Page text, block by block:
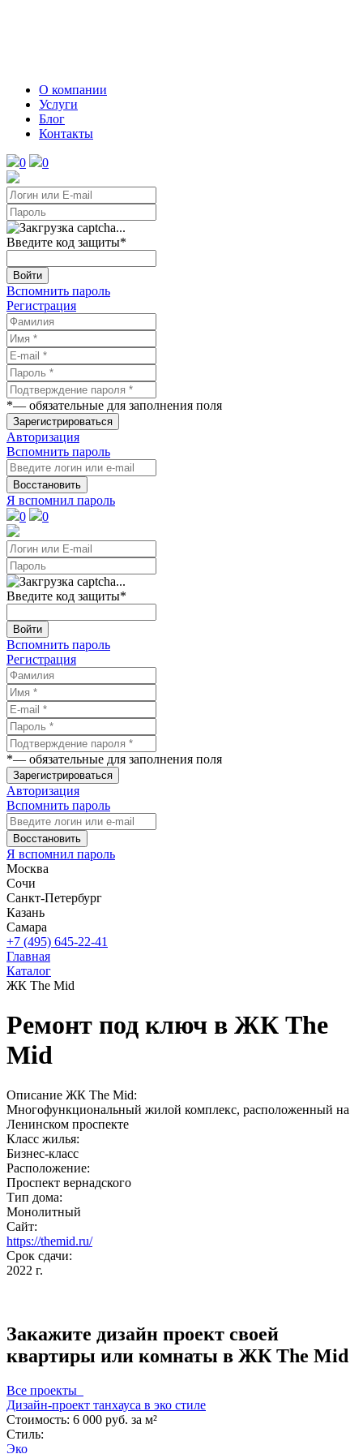
О компании
Услуги
Блог
Контакты
0 0
Введите код защиты*
Войти
Вспомнить пароль
Регистрация
*— обязательные для заполнения поля
Зарегистрироваться
Авторизация
Вспомнить пароль
Восстановить
Я вспомнил пароль
0
0
Введите код защиты*
Войти
Вспомнить пароль
Регистрация
*— обязательные для заполнения поля
Зарегистрироваться
Авторизация
Вспомнить пароль
Восстановить
Я вспомнил пароль
Москва
Сочи
Санкт-Петербург
Казань
Самара
+7 (495) 645-22-41
Главная
Каталог
ЖК The Mid
Ремонт под ключ в ЖК The
Mid
Описание ЖК The Mid:
Многофункциональный жилой комплекс, расположенный на
Ленинском проспекте
Класс жилья:
Бизнес-класс
Расположение:
Проспект вернадского
Тип дома:
Монолитный
Сайт:
https://themid.ru/
Срок сдачи:
2022 г.
Закажите дизайн проект своей
квартиры или комнаты в ЖК The Mid
Все проекты
Дизайн-проект танхауса в эко стиле
Стоимость: 6 000 руб. за м²
Стиль:
Эко